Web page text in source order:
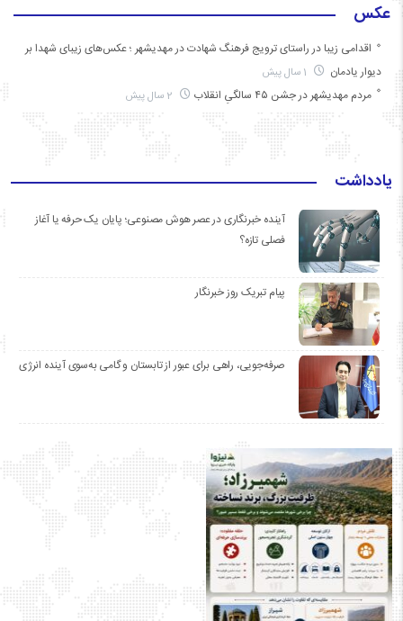
عکس
اقدامی زیبا در راستای ترویج فرهنگ شهادت در مهدیشهر ؛ عکس‌های زیبای شهدا بر
دیوار یادمان
مردم مهدیشهر در جشن ۴۵ سالگیِ انقلاب
یادداشت
آینده خبرنگاری در عصر هوش مصنوعی؛ پایان یک حرفه یا آغاز
فصلی تازه؟
پیام تبریک روز خبرنگار
صرفه‌جویی، راهی برای عبور از تابستان و گامی به‌سوی آینده انرژی